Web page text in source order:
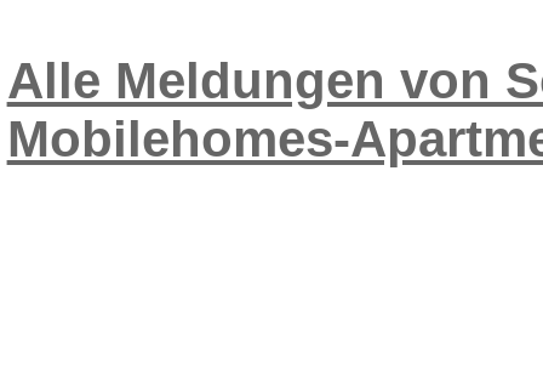
Alle Meldungen von
Mobilehomes-